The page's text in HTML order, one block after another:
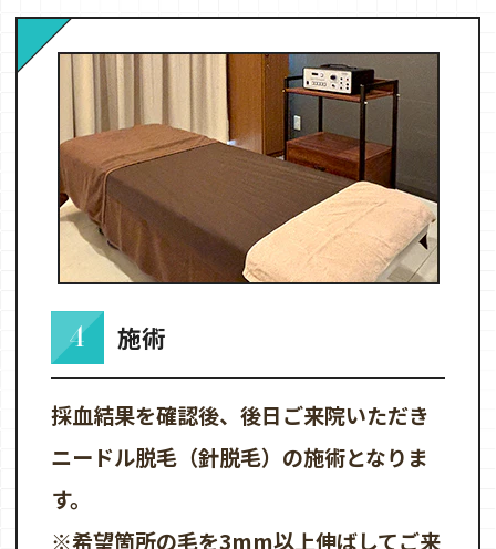
4 施術
採血結果を確認後、後日ご来院いただき
ニードル脱毛（針脱毛）の施術となりま
す。
※希望箇所の毛を3mm以上伸ばしてご来